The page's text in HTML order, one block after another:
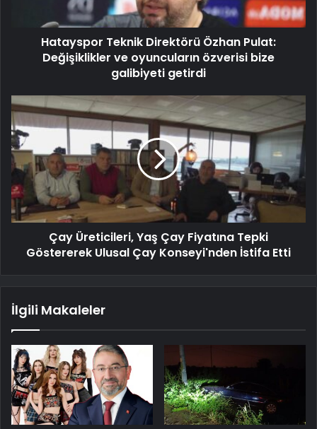
Hatayspor Teknik Direktörü Özhan Pulat:
Değişiklikler ve oyuncuların özverisi bize
galibiyeti getirdi
Çay Üreticileri, Yaş Çay Fiyatına Tepki
Göstererek Ulusal Çay Konseyi'nden İstifa Etti
İlgili Makaleler